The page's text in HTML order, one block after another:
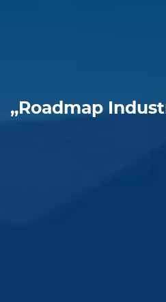
„Roadmap